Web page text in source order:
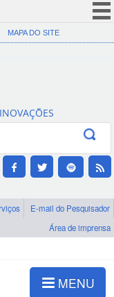
(COVID-19)
Canais
MAPA DO SITE
E-mail do Pesquisador
Área de imprensa
MENU